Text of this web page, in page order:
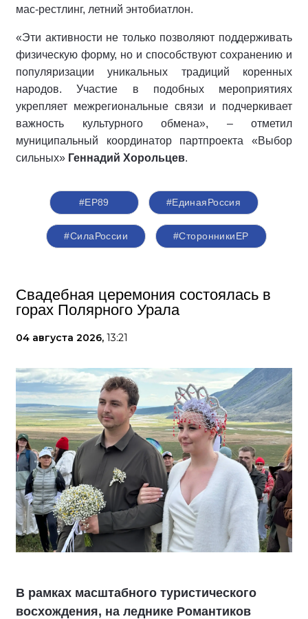
мас-рестлинг, летний энтобиатлон.
«Эти активности не только позволяют поддерживать
физическую форму, но и способствуют сохранению и
популяризации уникальных традиций коренных
народов. Участие в подобных мероприятиях
укрепляет межрегиональные связи и подчеркивает
важность культурного обмена», – отметил
муниципальный координатор партпроекта «Выбор
сильных» Геннадий Хорольцев.
#ЕР89 #ЕдинаяРоссия
#СилаРоссии #СторонникиЕР
Свадебная церемония состоялась в
горах Полярного Урала
04 августа 2026, 13:21
В рамках масштабного туристического
восхождения, на леднике Романтиков